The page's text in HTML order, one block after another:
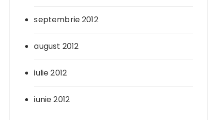
septembrie 2012
august 2012
iulie 2012
iunie 2012